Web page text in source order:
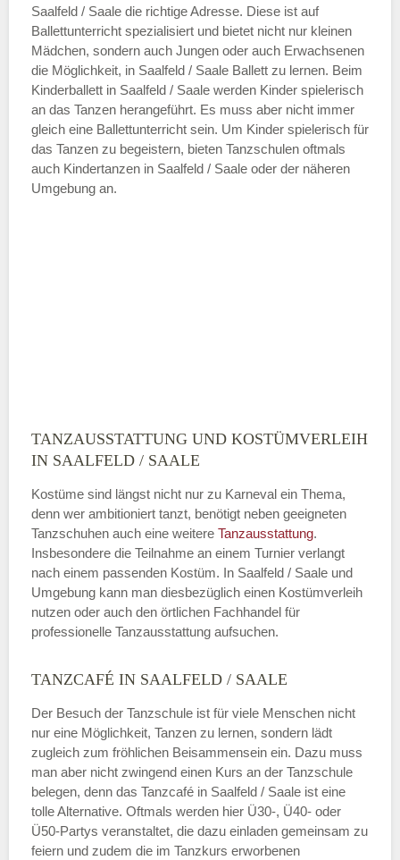
—
ÖFFNUNGSZEITEN HINZUFÜGEN
Samstag
Saalfeld / Saale die richtige Adresse. Diese ist auf
Ballettunterricht spezialisiert und bietet nicht nur kleinen
Mädchen, sondern auch Jungen oder auch Erwachsenen
die Möglichkeit, in Saalfeld / Saale Ballett zu lernen. Beim
Kinderballett in Saalfeld / Saale werden Kinder spielerisch
an das Tanzen herangeführt. Es muss aber nicht immer
gleich eine Ballettunterricht sein. Um Kinder spielerisch für
das Tanzen zu begeistern, bieten Tanzschulen oftmals
auch Kindertanzen in Saalfeld / Saale oder der näheren
Umgebung an.
TANZAUSSTATTUNG UND KOSTÜMVERLEIH
IN SAALFELD / SAALE
Kostüme sind längst nicht nur zu Karneval ein Thema,
denn wer ambitioniert tanzt, benötigt neben geeigneten
Tanzschuhen auch eine weitere Tanzausstattung.
Insbesondere die Teilnahme an einem Turnier verlangt
nach einem passenden Kostüm. In Saalfeld / Saale und
Umgebung kann man diesbezüglich einen Kostümverleih
nutzen oder auch den örtlichen Fachhandel für
professionelle Tanzausstattung aufsuchen.
TANZCAFÉ IN SAALFELD / SAALE
Der Besuch der Tanzschule ist für viele Menschen nicht
nur eine Möglichkeit, Tanzen zu lernen, sondern lädt
zugleich zum fröhlichen Beisammensein ein. Dazu muss
man aber nicht zwingend einen Kurs an der Tanzschule
belegen, denn das Tanzcafé in Saalfeld / Saale ist eine
tolle Alternative. Oftmals werden hier Ü30-, Ü40- oder
Ü50-Partys veranstaltet, die dazu einladen gemeinsam zu
feiern und zudem die im Tanzkurs erworbenen